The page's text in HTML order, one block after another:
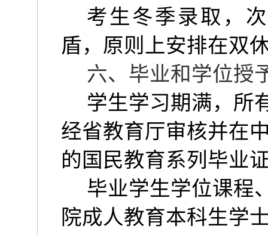
考生冬季录取，
盾，原则上安排在双
六、毕业和学位授
学生学习期满，所
经省教育厅审核并在
的国民教育系列毕业
毕业学生学位课程
院成人教育本科生学